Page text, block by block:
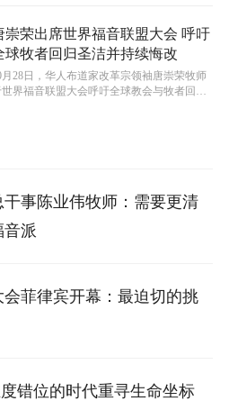
崇荣出席世界福音联盟大会 呼吁
球牧者回归圣洁并持续悔改
月28日，华人布道家改革宗领袖唐崇荣牧师
界福音联盟大会呼吁全球教会与牧者回归
事陈业伟牧师：需要更清
音派
菲律宾开幕：最迫切的挑
错位的时代重寻生命坐标